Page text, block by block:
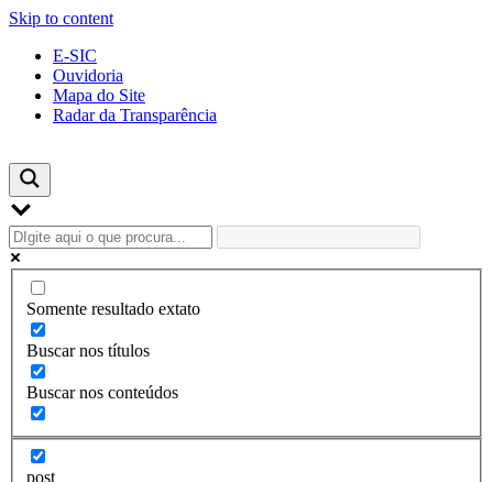
Skip to content
E-SIC
Ouvidoria
Mapa do Site
Radar da Transparência
Somente resultado extato
Buscar nos títulos
Buscar nos conteúdos
post